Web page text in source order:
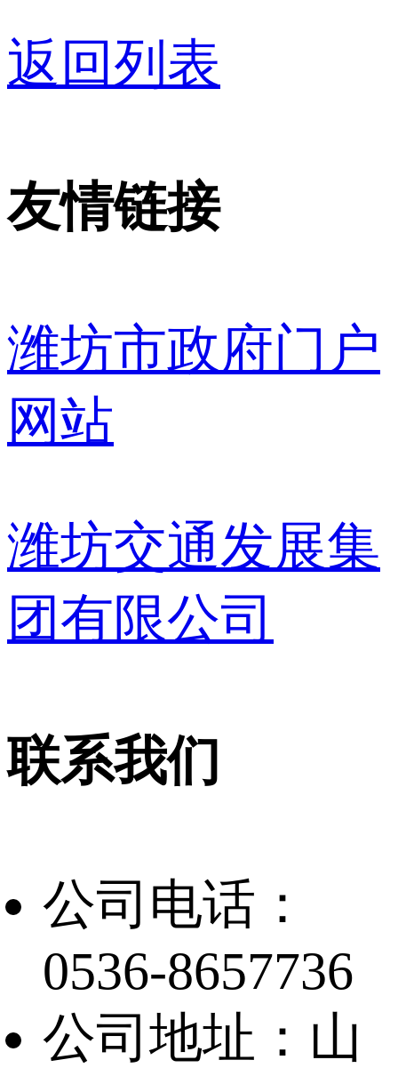
返回列表
友情链接
潍坊市政府门户
网站
潍坊交通发展集
团有限公司
联系我们
公司电话：
0536-8657736
公司地址：山